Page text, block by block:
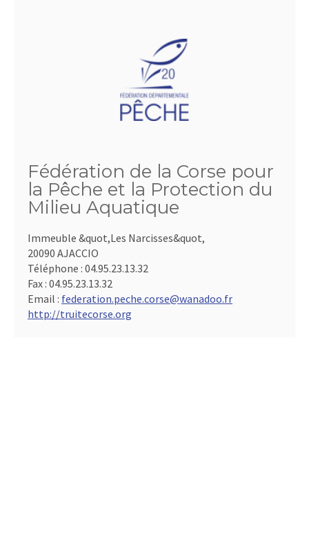
Fédération de la Corse pour
la Pêche et la Protection du
Milieu Aquatique
Immeuble &quot,Les Narcisses&quot,
20090 AJACCIO
Téléphone : 04.95.23.13.32
Fax : 04.95.23.13.32
Email : federation.peche.corse@wanadoo.fr
http://truitecorse.org